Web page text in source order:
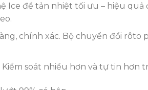
Ice để tản nhiệt tối ưu – hiệu
chính xác. Bộ chuyển đổi
soát nhiều hơn và tự tin hơn